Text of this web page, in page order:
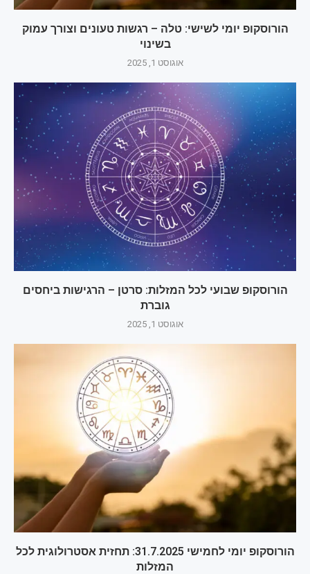
הורוסקופ יומי לשישי: טלה – רגשות טעונים וצורך עמוק
בשינוי
אוגוסט 1, 2025
הורוסקופ שבועי לכל המזלות: סרטן – הרגישות ביחסים
גוברת
אוגוסט 1, 2025
הורוסקופ יומי לחמישי 31.7.2025: תחזית אסטרולוגית לכל
המזלות